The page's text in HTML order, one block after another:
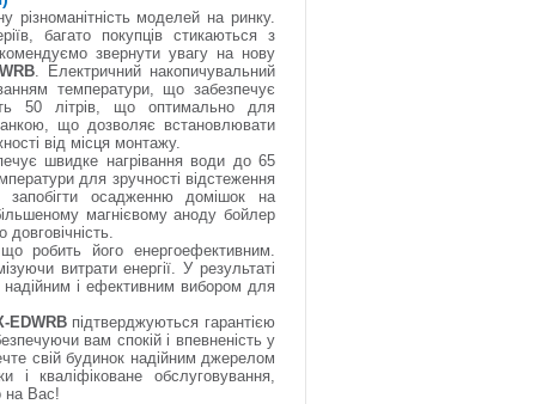
моделей на ринку.
багато покупців стикаються з
звернути увагу на нову
. Електричний накопичувальний
температури, що забезпечує
50 літрів, що оптимально для
що дозволяє встановлювати
від місця монтажу.
швидке нагрівання води до 65
для зручності відстеження
запобігти осадженню домішок на
магнієвому аноду бойлер
робить його енергоефективним.
витрати енергії. У результаті
і ефективним вибором для
EDWRBпідтверджуються гарантією
вам спокій і впевненість у
свій будинок надійним джерелом
кваліфіковане обслуговування,
на Вас!